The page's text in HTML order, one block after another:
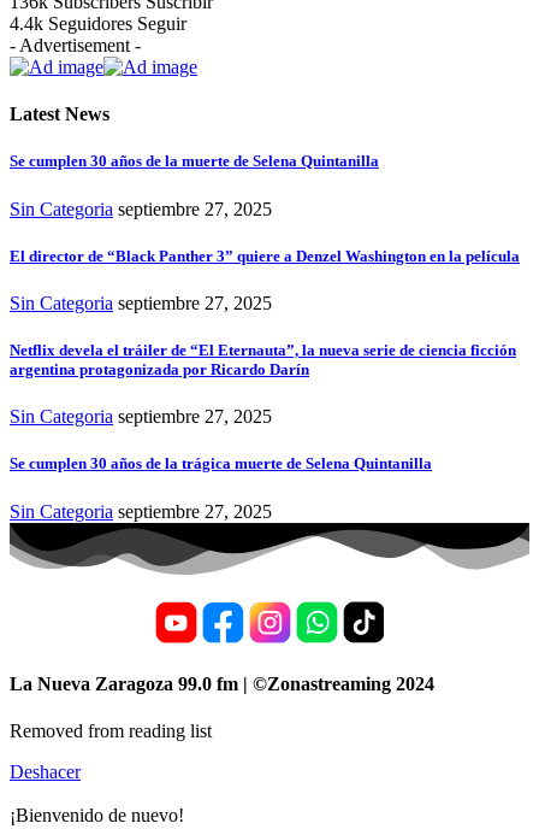
4.4k Seguidores Seguir
- Advertisement -
Latest News
Se cumplen 30 años de la muerte de Selena Quintanilla
Sin Categoria septiembre 27, 2025
El director de “Black Panther 3” quiere a Denzel Washington en la película
Sin Categoria septiembre 27, 2025
Netflix devela el tráiler de “El Eternauta”, la nueva serie de ciencia ficción
argentina protagonizada por Ricardo Darín
Sin Categoria septiembre 27, 2025
Se cumplen 30 años de la trágica muerte de Selena Quintanilla
Sin Categoria septiembre 27, 2025
La Nueva Zaragoza 99.0 fm | ©Zonastreaming 2024
Removed from reading list
Deshacer
¡Bienvenido de nuevo!